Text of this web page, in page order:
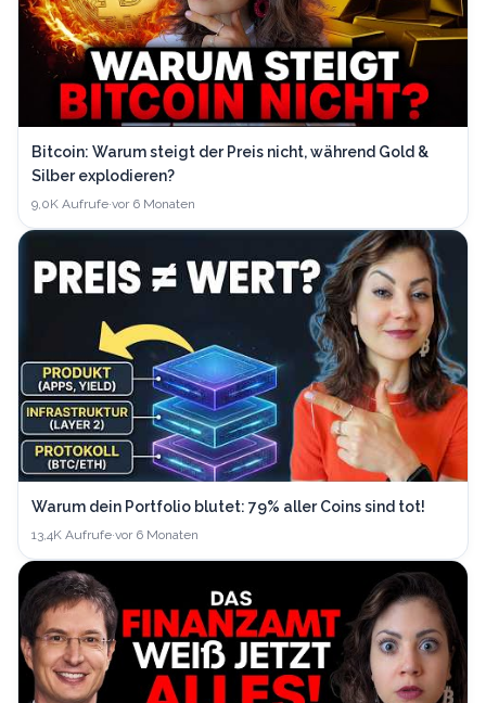
Bitcoin: Warum steigt der Preis nicht, während Gold &
Silber explodieren?
9,0K Aufrufe·vor 6 Monaten
Warum dein Portfolio blutet: 79% aller Coins sind tot!
13,4K Aufrufe·vor 6 Monaten